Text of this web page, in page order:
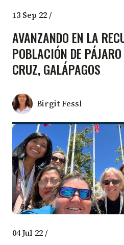
13 Sep 22/
AVANZANDO EN LA
POBLACIÓN DE
CRUZ, GALÁPAGOS
Birgit Fessl
04 Jul 22/